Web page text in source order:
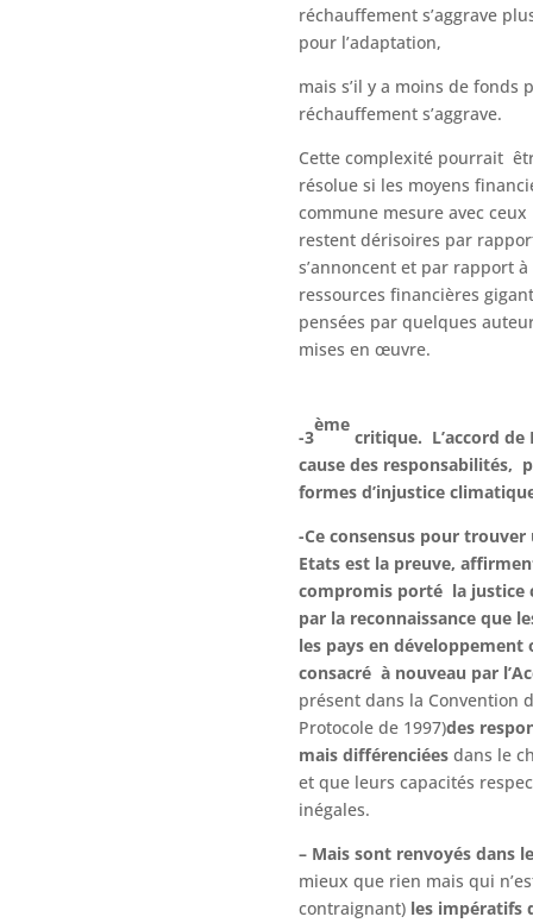
réchauffement s’aggrave
pour l’adaptation,
mais s’il y a moins de fonds
réchauffement s’aggrave.
Cette complexité pourrait
résolue si les moyens
commune mesure avec
restent dérisoires par
s’annoncent et par rapport
ressources financières
pensées par quelques
mises en œuvre.
-3
ème
critique. L’accord de
cause des responsabilités,
formes d’injustice
-Ce consensus pour
Etats est la preuve,
compromis porté la justice
par la reconnaissance que
les pays en
consacré à nouveau par
présent dans la Convention
Protocole de 1997)des
mais différenciées dans le
et que leurs capacités
inégales.
– Mais sont renvoyés dans
mieux que rien mais qui
contraignant) les impératifs